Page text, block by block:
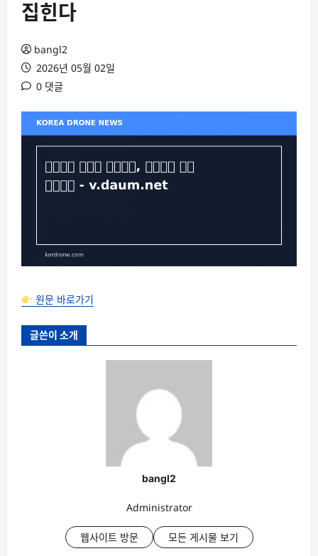
집힌다
bangl2
2026년 05월 02일
0 댓글
원문 바로가기
글쓴이 소개
bangl2
Administrator
웹사이트 방문 모든 게시물 보기